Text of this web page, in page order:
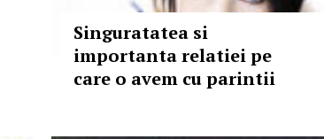
Singuratatea si
importanta relatiei pe
care o avem cu parintii